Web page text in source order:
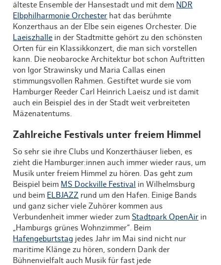
älteste Ensemble der Hansestadt und mit dem NDR
Elbphilharmonie Orchester hat das berühmte
Konzerthaus an der Elbe sein eigenes Orchester. Die
Laeiszhalle in der Stadtmitte gehört zu den schönsten
Orten für ein Klassikkonzert, die man sich vorstellen
kann. Die neobarocke Architektur bot schon Auftritten
von Igor Strawinsky und Maria Callas einen
stimmungsvollen Rahmen. Gestiftet wurde sie vom
Hamburger Reeder Carl Heinrich Laeisz und ist damit
auch ein Beispiel des in der Stadt weit verbreiteten
Mäzenatentums.
Zahlreiche Festivals unter freiem Himmel
So sehr sie ihre Clubs und Konzerthäuser lieben, es
zieht die Hamburger:innen auch immer wieder raus, um
Musik unter freiem Himmel zu hören. Das geht zum
Beispiel beim MS Dockville Festival
in Wilhelmsburg
und beim ELBJAZZ rund um den Hafen. Einige Bands
und ganz sicher viele Zuhörer kommen aus
Verbundenheit immer wieder zum Stadtpark OpenAir in
„Hamburgs grünes Wohnzimmer“. Beim
Hafengeburtstag jedes Jahr im Mai sind nicht nur
maritime Klänge zu hören, sondern Dank der
Bühnenvielfalt auch Musik für fast jede